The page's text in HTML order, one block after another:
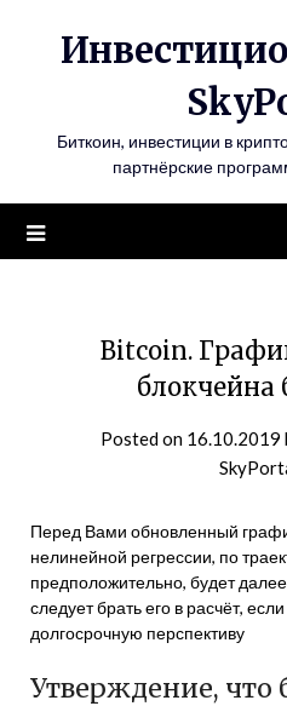
Биткоин, инвестиции в
партнёрские
Bitcoin.
блокчейна
Posted on 16.10.2019
Перед Вами обновленный
нелинейной регрессии, по
предположительно, будет
следует брать его в расчёт,
долгосрочную перспективу
Утверждение, что